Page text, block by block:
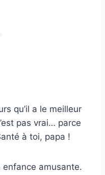
qu’il a le meilleur
pas vrai… parce
à toi, papa !
enfance amusante.